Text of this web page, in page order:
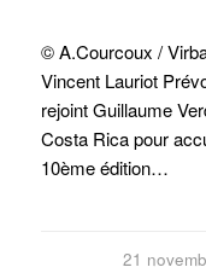
© A.Courcoux /
Vincent Lauriot
rejoint Guillaume
Costa Rica pour
10ème édition…
21 /